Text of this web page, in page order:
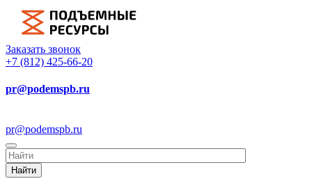
Заказать звонок
+7 (812) 425-66-20
pr@podemspb.ru
pr@podemspb.ru
Найти